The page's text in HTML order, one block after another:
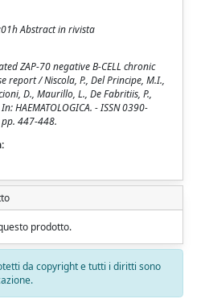
Abstract in rivista
ZAP-70 negative B-CELL chronic
report / Niscola, P., Del Principe, M.I.,
D., Maurillo, L., De Fabritiis, P.,
HAEMATOLOGICA. - ISSN 0390-
447-448.
prodotto.
da copyright e tutti i diritti sono